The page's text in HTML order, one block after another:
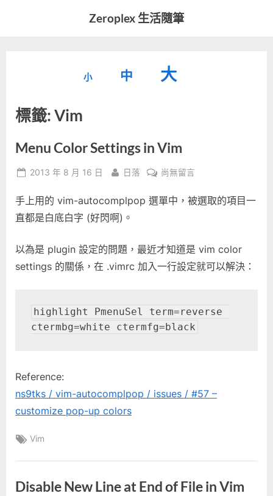
Zeroplex 生活隨筆
發
小
小。
中
重
大
小。
大
標籤:Vim
Menu Color Settings in Vim
Posted
2013 年 8 月 16 日 By
日落
在
Color
中
尚無留言
手上用的 vim-autocomplpop 選單中，被選取的項目一
直都是白底白字 (好閃啊)。
以為是 plugin 設定的問題，最近才知道是 vim color
settings 的關係，在 .vimrc 加入一行設定就可以解決：
highlight PmenuSel term=reverse
ctermbg=white ctermfg=black
Reference:
ns9tks / vim-autocomplpop / issues / #57 –
customize pop-up colors
Tags:
Vim
Disable New Line at End of File in Vim